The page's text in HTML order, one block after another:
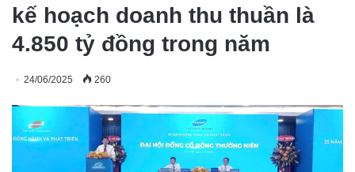
kế hoạch doanh thu thuần là
4.850 tỷ đồng trong năm
24/06/2025 260